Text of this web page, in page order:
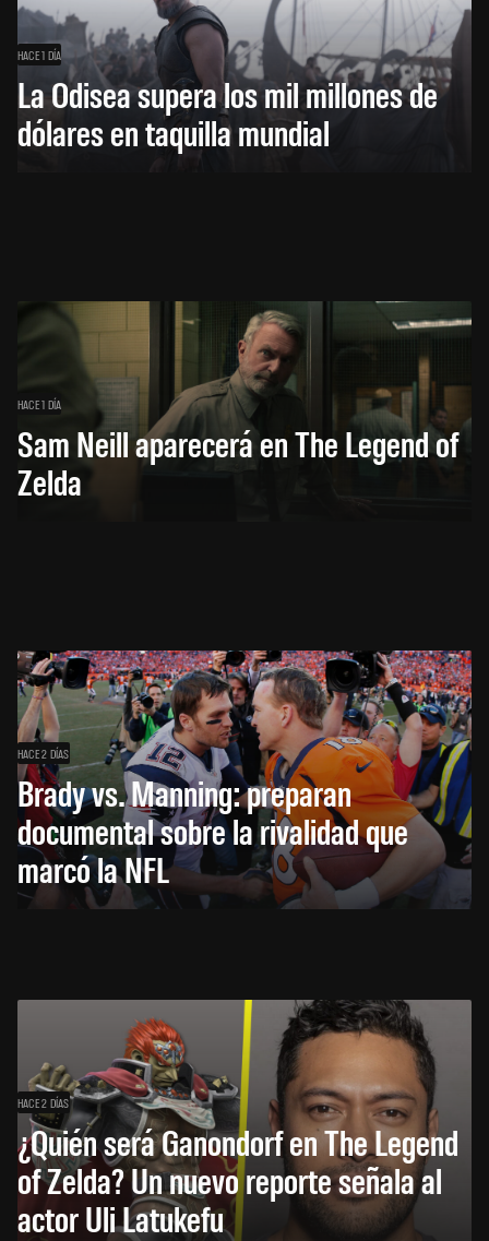
HACE 1 DÍA
La Odisea supera los mil millones de
dólares en taquilla mundial
HACE 1 DÍA
Sam Neill aparecerá en The Legend of
Zelda
HACE 2 DÍAS
Brady vs. Manning: preparan
documental sobre la rivalidad que
marcó la NFL
HACE 2 DÍAS
¿Quién será Ganondorf en The Legend
of Zelda? Un nuevo reporte señala al
actor Uli Latukefu